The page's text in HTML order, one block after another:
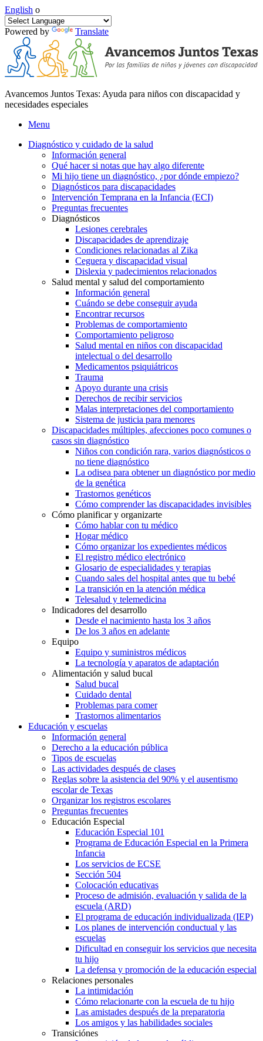
English o
Powered by Translate
Avancemos Juntos Texas: Ayuda para niños con discapacidad y
necesidades especiales
Menu
Diagnóstico y cuidado de la salud
Información general
Qué hacer si notas que hay algo diferente
Mi hijo tiene un diagnóstico, ¿por dónde empiezo?
Diagnósticos para discapacidades
Intervención Temprana en la Infancia (ECI)
Preguntas frecuentes
Diagnósticos
Lesiones cerebrales
Discapacidades de aprendizaje
Condiciones relacionadas al Zika
Ceguera y discapacidad visual
Dislexia y padecimientos relacionados
Salud mental y salud del comportamiento
Información general
Cuándo se debe conseguir ayuda
Encontrar recursos
Problemas de comportamiento
Comportamiento peligroso
Salud mental en niños con discapacidad
intelectual o del desarrollo
Medicamentos psiquiátricos
Trauma
Apoyo durante una crisis
Derechos de recibir servicios
Malas interpretaciones del comportamiento
Sistema de justicia para menores
Discapacidades múltiples, afecciones poco comunes o
casos sin diagnóstico
Niños con condición rara, varios diagnósticos o
no tiene diagnóstico
La odisea para obtener un diagnóstico por medio
de la genética
Trastornos genéticos
Cómo comprender las discapacidades invisibles
Cómo planificar y organizarte
Cómo hablar con tu médico
Hogar médico
Cómo organizar los expedientes médicos
El registro médico electrónico
Glosario de especialidades y terapias
Cuando sales del hospital antes que tu bebé
La transición en la atención médica
Telesalud y telemedicina
Indicadores del desarrollo
Desde el nacimiento hasta los 3 años
De los 3 años en adelante
Equipo
Equipo y suministros médicos
La tecnología y aparatos de adaptación
Alimentación y salud bucal
Salud bucal
Cuidado dental
Problemas para comer
Trastornos alimentarios
Educación y escuelas
Información general
Derecho a la educación pública
Tipos de escuelas
Las actividades después de clases
Reglas sobre la asistencia del 90% y el ausentismo
escolar de Texas
Organizar los registros escolares
Preguntas frecuentes
Educación Especial
Educación Especial 101
Programa de Educación Especial en la Primera
Infancia
Los servicios de ECSE
Sección 504
Colocación educativas
Proceso de admisión, evaluación y salida de la
escuela (ARD)
El programa de educación individualizada (IEP)
Los planes de intervención conductual y las
escuelas
Dificultad en conseguir los servicios que necesita
tu hijo
La defensa y promoción de la educación especial
Relaciones personales
La intimidación
Cómo relacionarte con la escuela de tu hijo
Las amistades después de la preparatoria
Los amigos y las habilidades sociales
Transiciónes